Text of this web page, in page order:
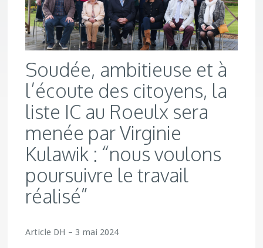
Soudée, ambitieuse et à
l’écoute des citoyens, la
liste IC au Roeulx sera
menée par Virginie
Kulawik : “nous voulons
poursuivre le travail
réalisé”
Article DH – 3 mai 2024